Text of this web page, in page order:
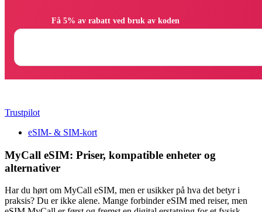
Trustpilot
eSIM- & SIM-kort
MyCall eSIM: Priser, kompatible enheter og
alternativer
Har du hørt om MyCall eSIM, men er usikker på hva det betyr i
praksis? Du er ikke alene. Mange forbinder eSIM med reiser, men